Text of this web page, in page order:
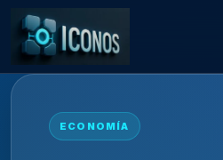
ECONOMÍA